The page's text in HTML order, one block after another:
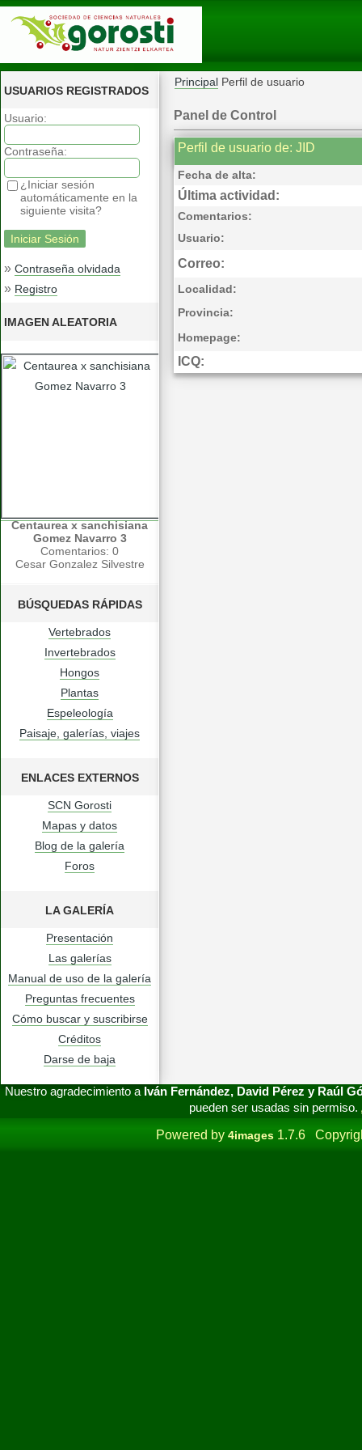
USUARIOS REGISTRADOS
Usuario:
Contraseña:
¿Iniciar sesión
automáticamente en la
siguiente visita?
» Contraseña olvidada
» Registro
IMAGEN ALEATORIA
Centaurea x sanchisiana
Gomez Navarro 3
Comentarios: 0
Cesar Gonzalez Silvestre
BÚSQUEDAS RÁPIDAS
Vertebrados
Invertebrados
Hongos
Plantas
Espeleología
Paisaje, galerías, viajes
ENLACES EXTERNOS
SCN Gorosti
Mapas y datos
Blog de la galería
Foros
LA GALERÍA
Presentación
Las galerías
Manual de uso de la galería
Preguntas frecuentes
Cómo buscar y suscribirse
Créditos
Darse de baja
Principal Perfil de usuario
Panel de Control
Perfil de usuario de: JID
Fecha de alta:
Última actividad:
Comentarios:
Usuario:
Correo:
Localidad:
Provincia:
Homepage:
ICQ:
Nuestro agradecimiento a Iván Fernández, David Pérez y Raúl
pueden ser usadas sin permiso.
Powered by 4images 1.7.6